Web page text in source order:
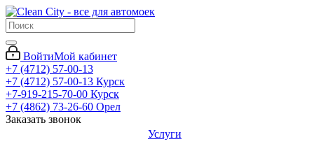
ВойтиМой кабинет
+7 (4712) 57-00-13
+7 (4712) 57-00-13 Курск
+7-919-215-70-00 Курск
+7 (4862) 73-26-60 Орел
Заказать звонок
Услуги